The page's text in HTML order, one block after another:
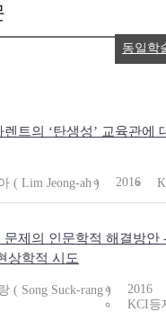
트의 ‘탄생성’ 교육관에
( Lim Jeong-ah ) 2016
제의 인문학적 해결방안
상학적 시도
( Song Suck-rang )
2016
KCI등
동일학